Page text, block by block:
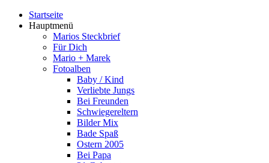
Startseite
Hauptmenü
Marios Steckbrief
Für Dich
Mario + Marek
Fotoalben
Baby / Kind
Verliebte Jungs
Bei Freunden
Schwiegereltern
Bilder Mix
Bade Spaß
Ostern 2005
Bei Papa